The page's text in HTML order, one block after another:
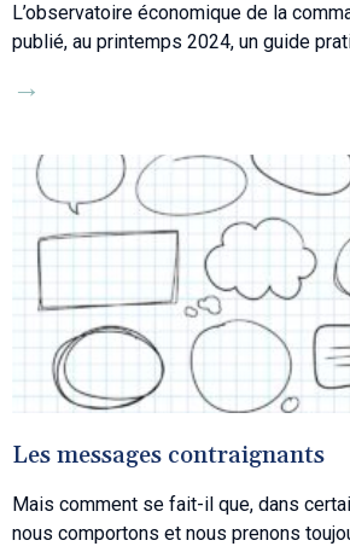
L’observatoire économique de la
publié, au printemps 2024, un guide
→
Les messages contraignants
Mais comment se fait-il que, dans
nous comportons et nous prenons